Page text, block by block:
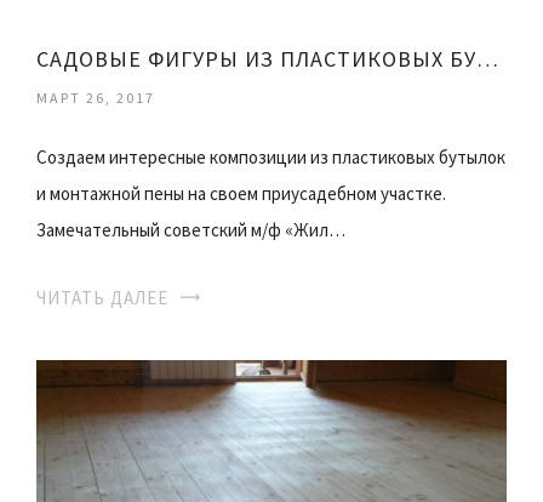
САДОВЫЕ ФИГУРЫ ИЗ ПЛАСТИКОВЫХ БУТЫЛОК
МАРТ 26, 2017
Создаем интересные композиции из пластиковых бутылок
и монтажной пены на своем приусадебном участке.
Замечательный советский м/ф «Жил…
ЧИТАТЬ ДАЛЕЕ